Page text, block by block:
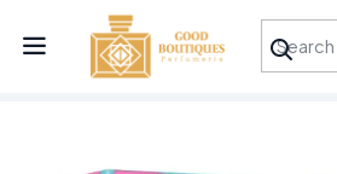
¡APROVECHA NUESTRAS OFERTAS EN
Inicio Perfumes Antonio Banderas
ESTUCHE BLUE SEDUCTION EDT 80